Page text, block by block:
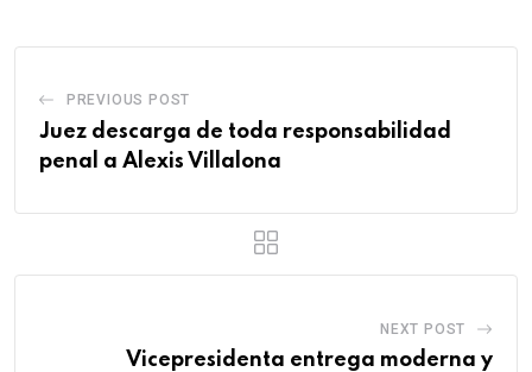
PREVIOUS POST
Juez descarga de toda responsabilidad
penal a Alexis Villalona
NEXT POST
Vicepresidenta entrega moderna y